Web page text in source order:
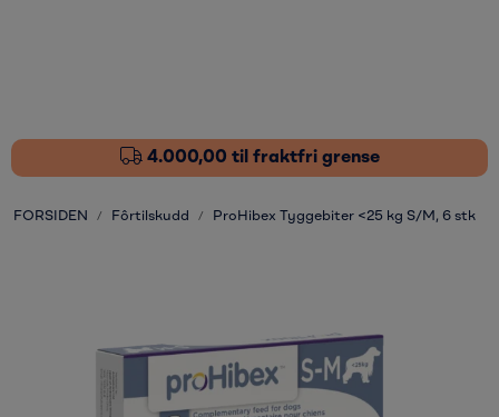
4.000,00 til fraktfri grense
FORSIDEN Fôrtilskudd ProHibex Tyggebiter <25 kg S/M, 6 stk
Pleieprodukter
Sårstell